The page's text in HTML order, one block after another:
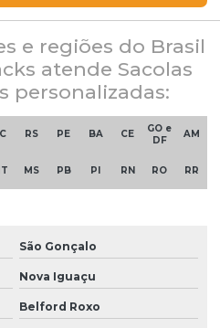
e regiões do Brasil
atende Sacolas
personalizadas:
RS PE BA CE
GO e
DF
AM
MS PB PI RN RO RR
São Gonçalo
Nova Iguaçu
Belford Roxo